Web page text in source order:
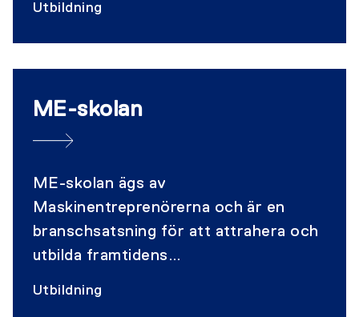
Utbildning
ME-skolan
ME-skolan ägs av
Maskinentreprenörerna och är en
branschsatsning för att attrahera och
utbilda framtidens
Utbildning